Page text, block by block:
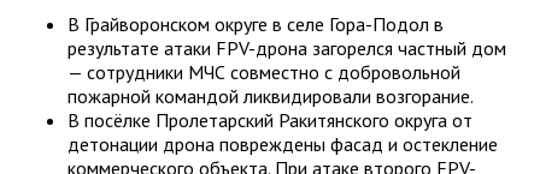
В Грайворонском округе в селе Гора-Подол в
результате атаки FPV-дрона загорелся частный дом
— сотрудники МЧС совместно с добровольной
пожарной командой ликвидировали возгорание.
В посёлке Пролетарский Ракитянского округа от
детонации дрона повреждены фасад и остекление
коммерческого объекта. При атаке второго FPV-